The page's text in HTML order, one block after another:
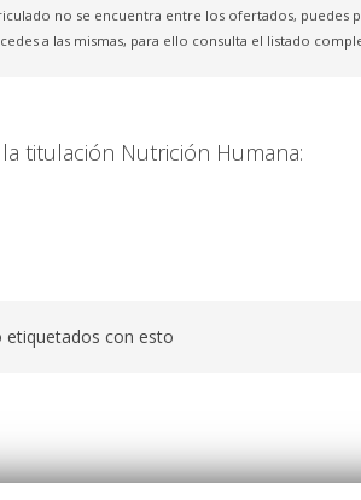
no se encuentra entre los ofertados,
a las mismas, para ello consulta el listado
titulación Nutrición Humana:
etiquetados con esto